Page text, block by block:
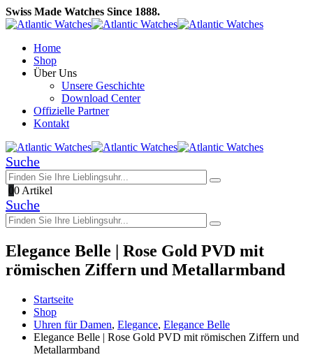
Swiss Made Watches Since 1888.
Home
Shop
Über Uns
Unsere Geschichte
Download Center
Offizielle Partner
Kontakt
Suche
00 Artikel
Suche
Elegance Belle | Rose Gold PVD mit
römischen Ziffern und Metallarmband
Startseite
Shop
Uhren für Damen, Elegance, Elegance Belle
Elegance Belle | Rose Gold PVD mit römischen Ziffern und
Metallarmband